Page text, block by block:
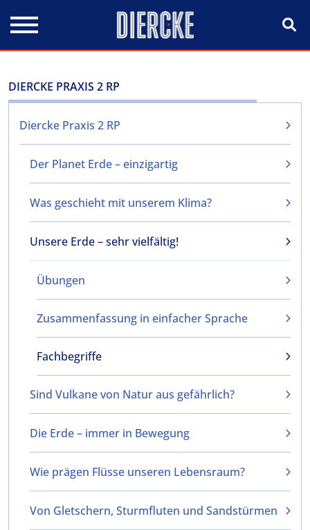
DIERCKE PRAXIS 2 RP
Diercke Praxis 2 RP
Der Planet Erde – einzigartig
Was geschieht mit unserem Klima?
Unsere Erde – sehr vielfältig!
Übungen
Zusammenfassung in einfacher Sprache
Fachbegriffe
Sind Vulkane von Natur aus gefährlich?
Die Erde – immer in Bewegung
Wie prägen Flüsse unseren Lebensraum?
Von Gletschern, Sturmfluten und Sandstürmen